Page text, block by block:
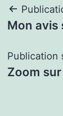
de
Mon avis
Publication
Zoom